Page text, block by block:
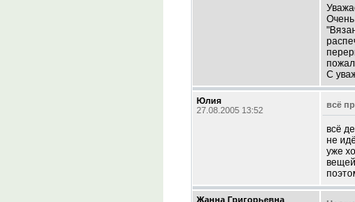
С
Юлия
27.08.2005 13:52
всё
всё
не
уже
Жанна Григорьевна